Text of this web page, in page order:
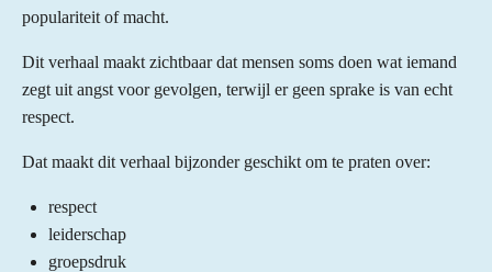
populariteit of macht.
Dit verhaal maakt zichtbaar dat mensen soms doen wat iemand
zegt uit angst voor gevolgen, terwijl er geen sprake is van echt
respect.
Dat maakt dit verhaal bijzonder geschikt om te praten over:
respect
leiderschap
groepsdruk